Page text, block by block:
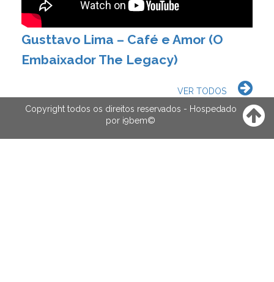
Gusttavo Lima – Café e Amor (O
Embaixador The Legacy)
VER TODOS
Copyright todos os direitos reservados - Hospedado
por i9bem©